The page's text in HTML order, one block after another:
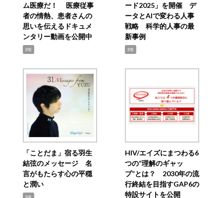
ム医療だ！ 医療従事
者の情熱、患者さんの
思いを伝えるドキュメ
ンタリー動画を公開中
PR
ード2025」を開催 デ
ータとAIで変わる人事
戦略 科学的人事の最
新事例
PR
「ことだま」宿る羽生
結弦のメッセージ 名
言がもたらす心の平穏
と潤い
HIV/エイズにまつわる6
つの“理解のギャッ
プ”とは？ 2030年の流
行終結を目指すGAP6の
特設サイトを公開